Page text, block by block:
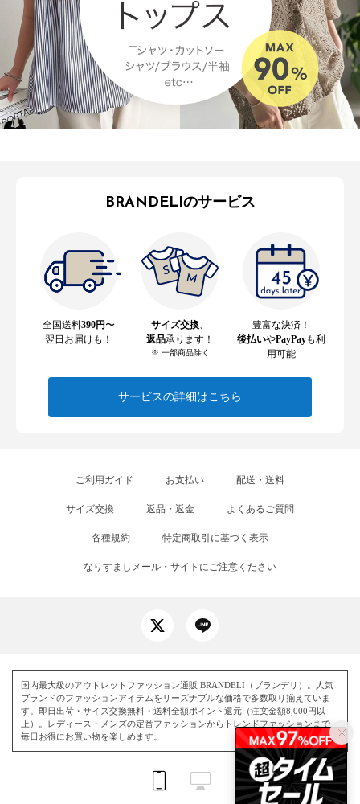
BRANDELIのサービス
全国送料390円〜
翌日お届けも！
サイズ交換、
返品承ります！
※ 一部商品除く
豊富な決済！
後払いやPayPayも利
用可能
サービスの詳細はこちら
ご利用ガイド お支払い 配送・送料
サイズ交換 返品・返金 よくあるご質問
各種規約 特定商取引に基づく表示
なりすましメール・サイトにご注意ください
国内最大級のアウトレットファッション通販 BRANDELI（ブランデリ）。人気
ブランドのファッションアイテムをリーズナブルな価格で多数取り揃えていま
す。即日出荷・サイズ交換無料・送料全額ポイント還元（注文金額8,000円以
上）。レディース・メンズの定番ファッションからトレンドファッションまで、
毎日お得にお買い物を楽しめます。